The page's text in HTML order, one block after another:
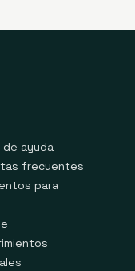
ayuda
frecuentes
para